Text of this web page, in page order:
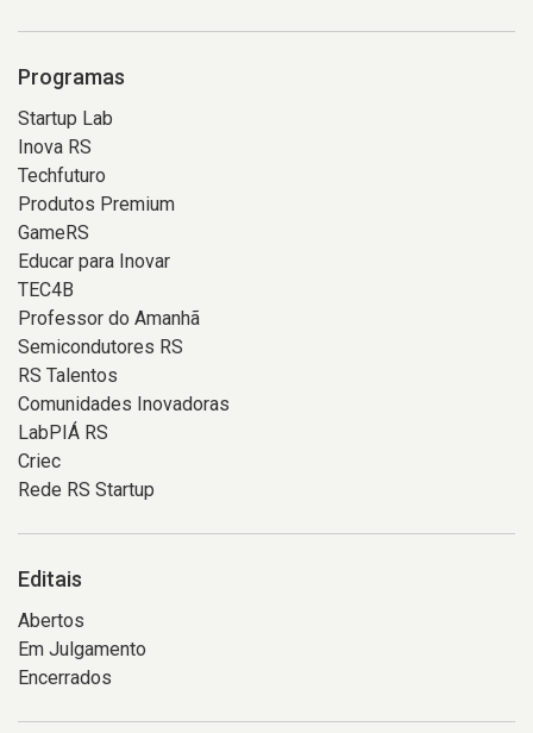
Programas
Startup Lab
Inova RS
Techfuturo
Produtos Premium
GameRS
Educar para Inovar
TEC4B
Professor do Amanhã
Semicondutores RS
RS Talentos
Comunidades Inovadoras
LabPIÁ RS
Criec
Rede RS Startup
Editais
Abertos
Em Julgamento
Encerrados